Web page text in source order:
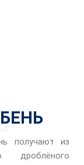
получают из
дроблёного